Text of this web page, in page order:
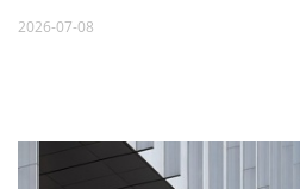
2026-07-08